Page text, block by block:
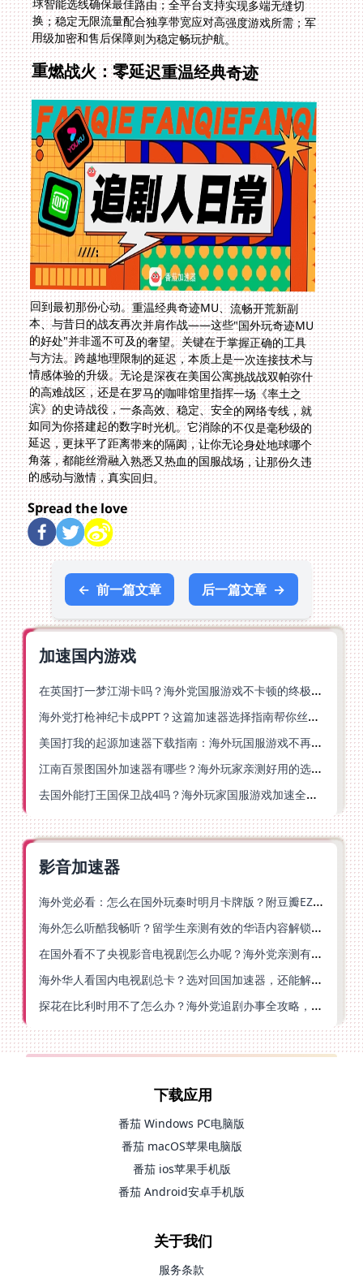
用级加密和售后保障则为稳定畅玩护航。
重燃战火：零延迟重温经典奇迹
回到最初那份心动。重温经典奇迹MU、流畅开荒新副
本、与昔日的战友再次并肩作战——这些"国外玩奇迹MU
的好处"并非遥不可及的奢望。关键在于掌握正确的工具
与方法。跨越地理限制的延迟，本质上是一次连接技术与
情感体验的升级。无论是深夜在美国公寓挑战战双帕弥什
的高难战区，还是在罗马的咖啡馆里指挥一场《率土之
滨》的史诗战役，一条高效、稳定、安全的网络专线，就
如同为你搭建起的数字时光机。它消除的不仅是毫秒级的
延迟，更抹平了距离带来的隔阂，让你无论身处地球哪个
角落，都能丝滑融入熟悉又热血的国服战场，让那份久违
的感动与激情，真实回归。
Spread the love
← 前一篇文章 后一篇文章 →
加速国内游戏
在英国打一梦江湖卡吗？海外党国服游戏不卡顿的终极解法
海外党打枪神纪卡成PPT？这篇加速器选择指南帮你丝滑上分
美国打我的起源加速器下载指南：海外玩国服游戏不再卡的终极方案
江南百景图国外加速器有哪些？海外玩家亲测好用的选择与避坑指南
去国外能打王国保卫战4吗？海外玩家国服游戏加速全攻略（附公主连结幻想江湖实测）
影音加速器
海外党必看：怎么在国外玩秦时明月卡牌版？附豆瓣EZCast地区限制破解法
海外怎么听酷我畅听？留学生亲测有效的华语内容解锁指南
在国外看不了央视影音电视剧怎么办呢？海外党亲测有效的回国加速方案
海外华人看国内电视剧总卡？选对回国加速器，还能解决菲律宾打不开反诈中心的问题
探花在比利时用不了怎么办？海外党追剧办事全攻略，选对加速器就够了
下载应用
番茄 Windows PC电脑版
番茄 macOS苹果电脑版
番茄 ios苹果手机版
番茄 Android安卓手机版
关于我们
服务条款